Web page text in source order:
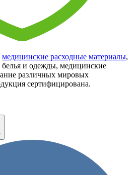
медицинские расходные материалы,
белья и одежды, медицинские
различных мировых
сертифицирована.